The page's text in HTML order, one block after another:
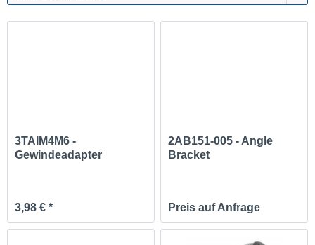
3TAIM4M6 -
Gewindeadapter
3,98 € *
2AB151-005 - Angle
Bracket
Preis auf Anfrage